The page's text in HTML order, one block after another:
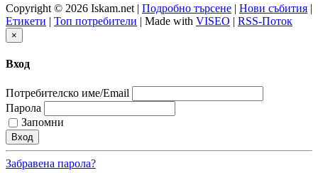
Copyright © 2026 Iskam.net | Подробно търсене | Нови събития |
Етикети | Топ потребители | Made with VISEO | RSS-Поток
×
Вход
Потребителско име/Email
Парола
Запомни
Забравена парола?